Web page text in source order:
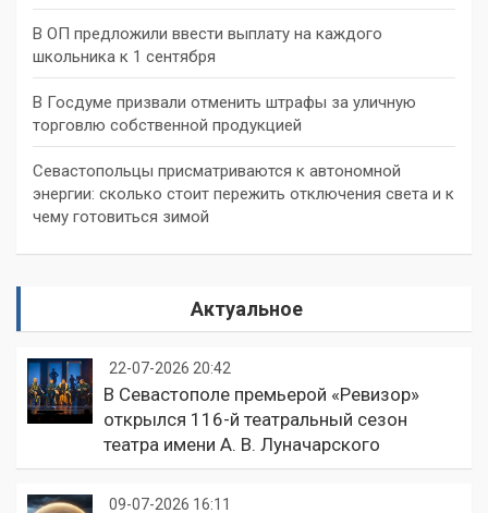
В ОП предложили ввести выплату на каждого
школьника к 1 сентября
В Госдуме призвали отменить штрафы за уличную
торговлю собственной продукцией
Севастопольцы присматриваются к автономной
энергии: сколько стоит пережить отключения света и к
чему готовиться зимой
Актуальное
22-07-2026 20:42
В Севастополе премьерой «Ревизор»
открылся 116-й театральный сезон
театра имени А. В. Луначарского
09-07-2026 16:11